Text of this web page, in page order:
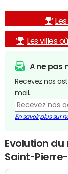
Les villes
A ne pas
Recevez nos
mail.
En savoir plus sur
Evolution
Saint-